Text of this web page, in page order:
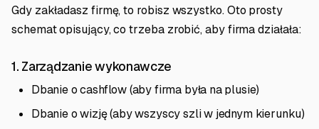
Gdy zakładasz firmę, to robisz wszystko. Oto prosty
schemat opisujący, co trzeba zrobić, aby firma działała:
1. Zarządzanie wykonawcze
Dbanie o cashflow (aby firma była na plusie)
Dbanie o wizję (aby wszyscy szli w jednym kierunku)